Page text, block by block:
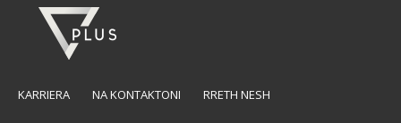
KARRIERA NA KONTAKTONI RRETH NESH